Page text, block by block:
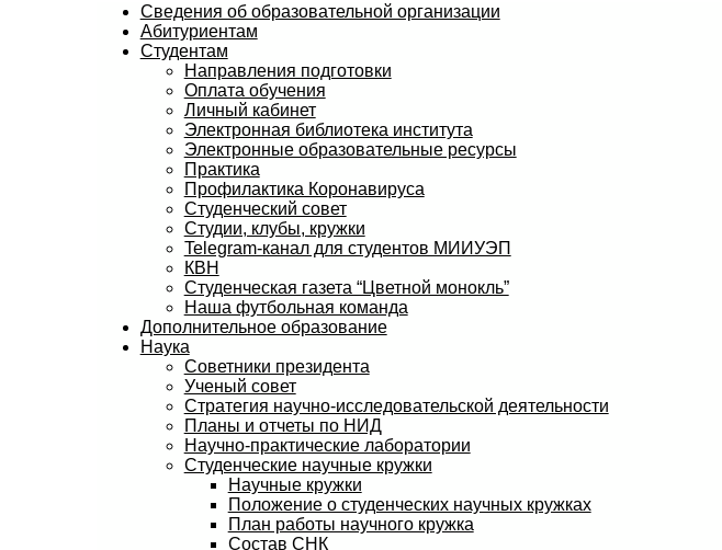
Сведения об образовательной организации
Абитуриентам
Студентам
Направления подготовки
Оплата обучения
Личный кабинет
Электронная библиотека института
Электронные образовательные ресурсы
Практика
Профилактика Коронавируса
Студенческий совет
Студии, клубы, кружки
Telegram-канал для студентов МИИУЭП
КВН
Студенческая газета “Цветной монокль”
Наша футбольная команда
Дополнительное образование
Наука
Советники президента
Ученый совет
Стратегия научно-исследовательской деятельности
Планы и отчеты по НИД
Научно-практические лаборатории
Студенческие научные кружки
Научные кружки
Положение о студенческих научных кружках
План работы научного кружка
Состав СНК